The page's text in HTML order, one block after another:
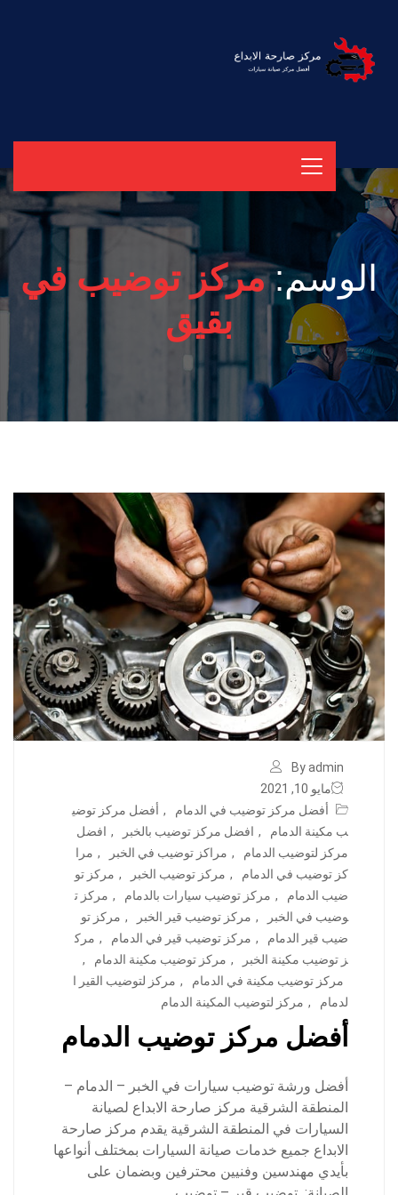
الوسم:مركز توضيب في
بقيق
By admin
مايو 10, 2021
أفضل مركز توضيب في الدمام
, أفضل مركز توضي
ب مكينة الدمام
, افضل مركز توضيب بالخبر , افضل
مركز لتوضيب الدمام
, مراكز توضيب في الخبر , مرا
كز توضيب في الدمام
, مركز توضيب الخبر , مركز تو
ضيب الدمام
, مركز توضيب سيارات بالدمام , مركز ت
وضيب في الخبر
, مركز توضيب قير الخبر , مركز تو
ضيب قير الدمام
, مركز توضيب قير في الدمام , مرك
ز توضيب مكينة الخبر
, مركز توضيب مكينة الدمام
,
مركز توضيب مكينة في الدمام
, مركز لتوضيب القير ا
لدمام
, مركز لتوضيب المكينة الدمام
أفضل مركز توضيب الدمام
أفضل ورشة توضيب سيارات في الخبر – الدمام –
المنطقة الشرقية مركز صارحة الابداع لصيانة
السيارات في المنطقة الشرقية يقدم مركز صارحة
الابداع جميع خدمات صيانة السيارات بمختلف أنواعها
بأيدي مهندسين وفنيين محترفين وبضمان على